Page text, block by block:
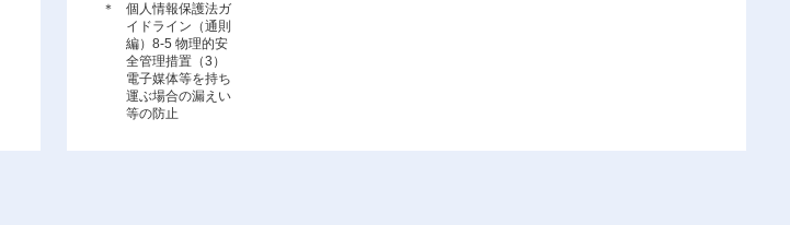
＊
個人情報保護法ガ
イドライン（通則
編）8-5 物理的安
全管理措置（3）
電子媒体等を持ち
運ぶ場合の漏えい
等の防止